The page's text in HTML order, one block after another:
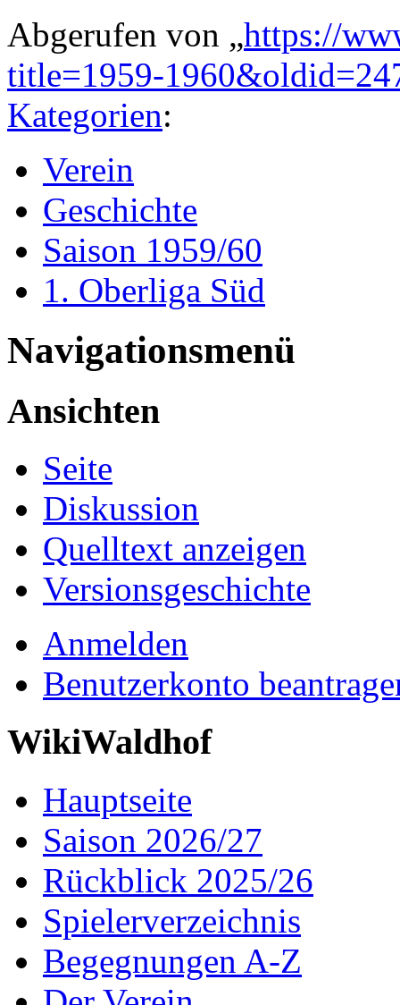
Abgerufen von „https://
title=1959-
Kategorien:
Verein
Geschichte
Saison 1959/60
1. Oberliga Süd
Navigationsmenü
Ansichten
Seite
Diskussion
Quelltext anzeigen
Versionsgeschichte
Anmelden
Benutzerkonto
WikiWaldhof
Hauptseite
Saison 2026/27
Rückblick 2025/26
Spielerverzeichnis
Begegnungen A-Z